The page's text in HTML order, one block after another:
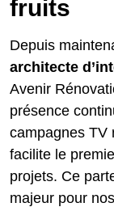
fruits
Depuis
architecte
Avenir
présence
campagnes TV
facilite le
projets. Ce
majeur pour